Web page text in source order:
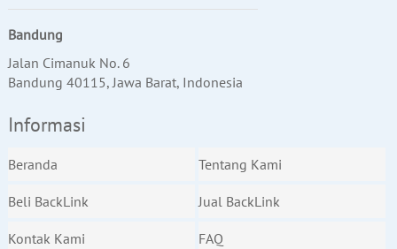
Bandung
Jalan Cimanuk No. 6
Bandung 40115, Jawa Barat, Indonesia
Informasi
Beranda Tentang Kami
Beli BackLink Jual BackLink
Kontak Kami FAQ